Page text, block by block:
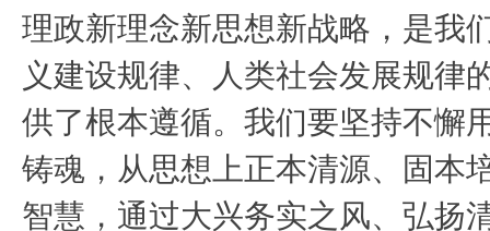
理政新理念新思想新战略，是我
义建设规律、人类社会发展规律
供了根本遵循。我们要坚持不懈
铸魂，从思想上正本清源、固本
智慧，通过大兴务实之风、弘扬